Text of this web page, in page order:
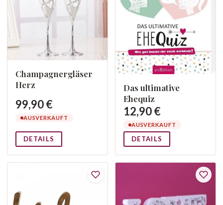
Champagnergläser
Herz
99,90 €
AUSVERKAUFT
DETAILS
Das ultimative
Ehequiz
12,90 €
AUSVERKAUFT
DETAILS